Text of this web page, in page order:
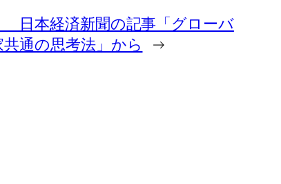
日本経済新聞の記事「グローバ
通の思考法」から
→